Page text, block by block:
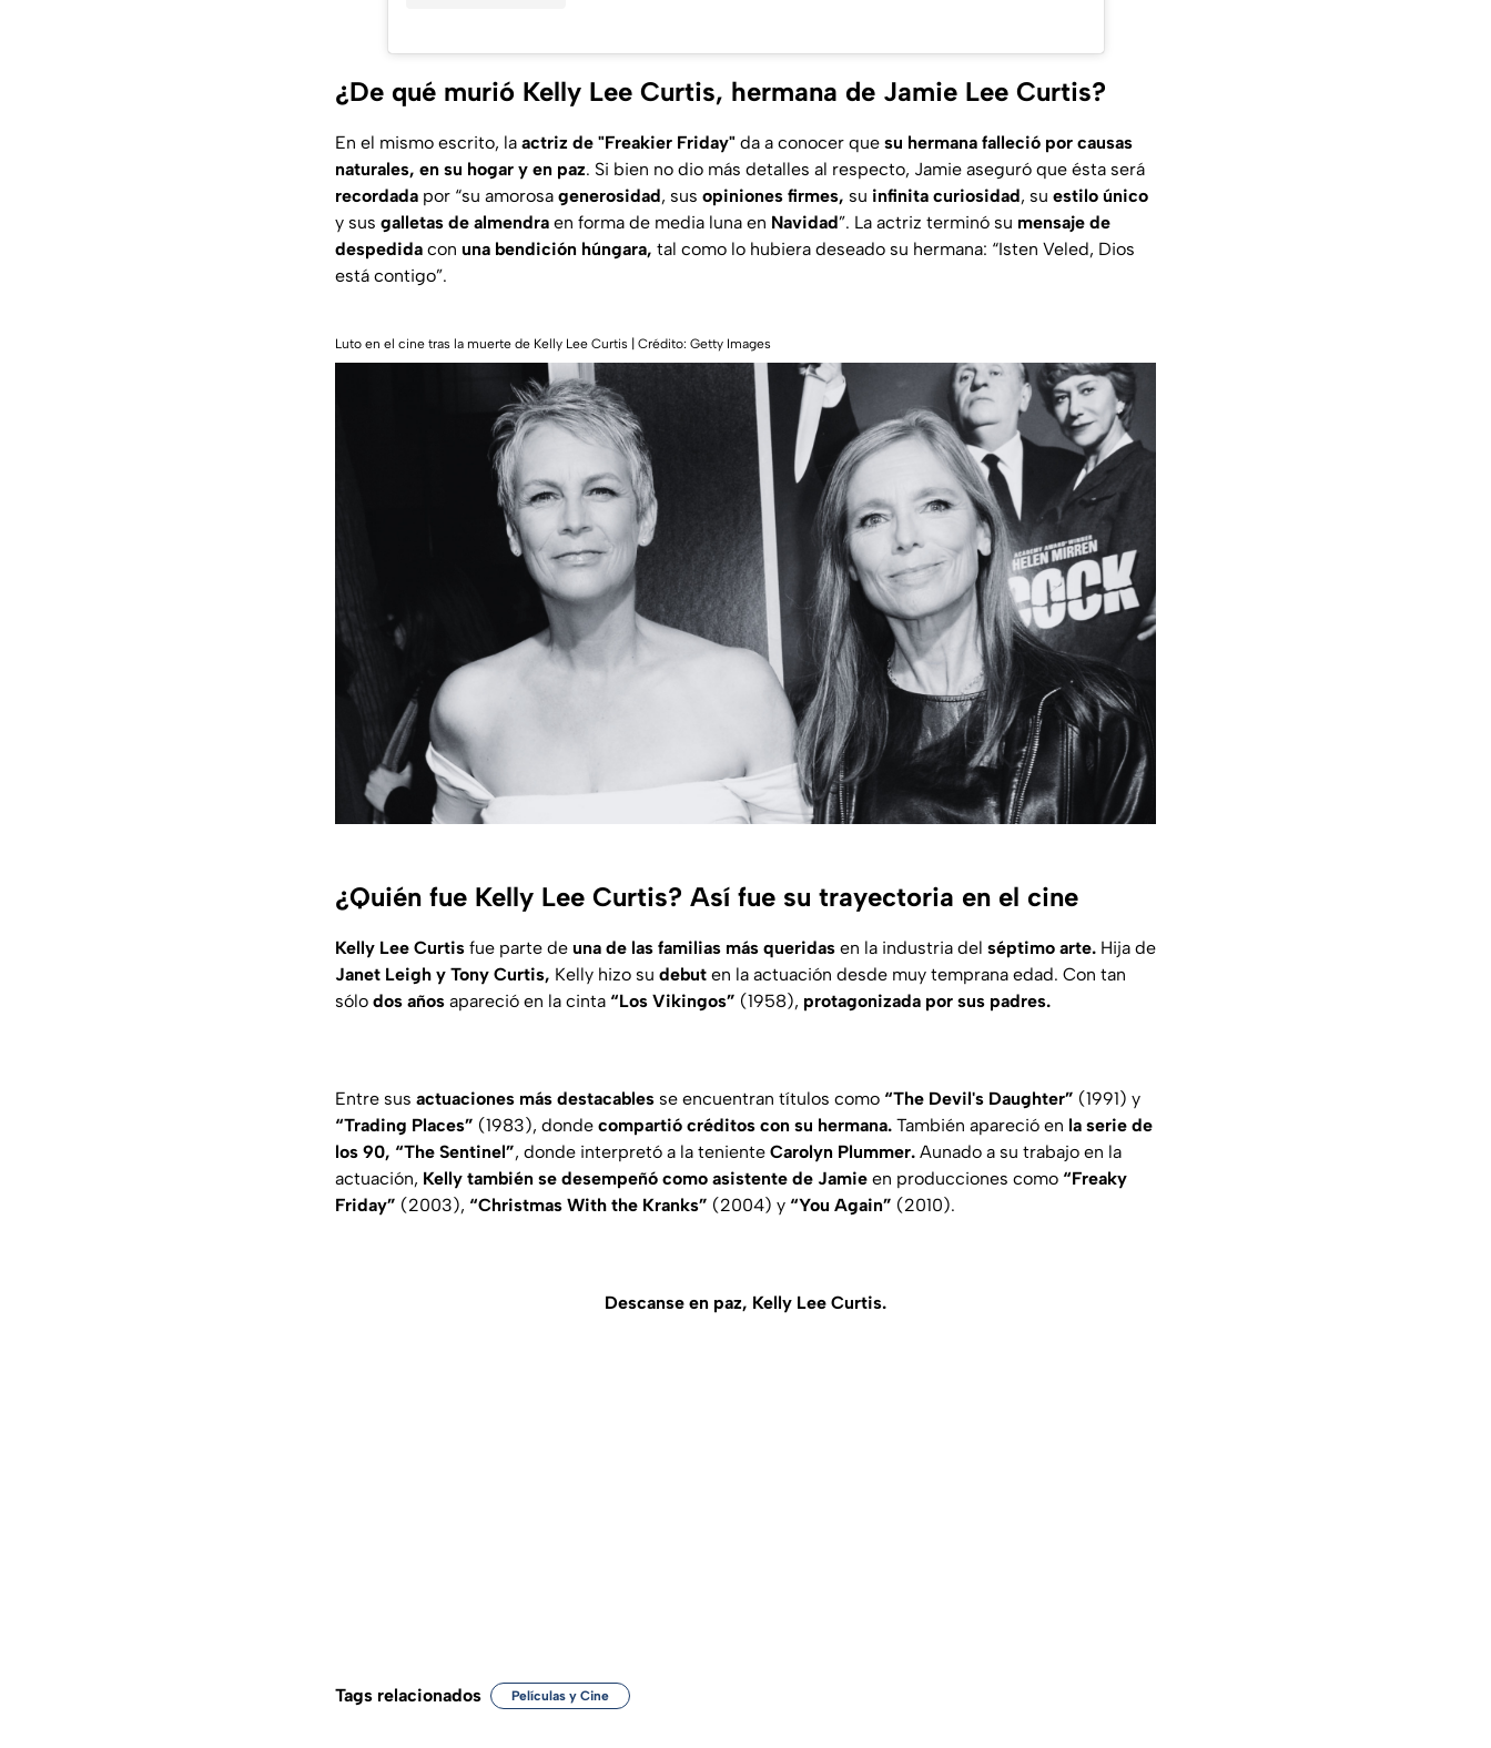
¿De qué murió Kelly Lee Curtis, hermana de Jamie Lee Curtis?
En el mismo escrito, la actriz de "Freakier Friday" da a conocer que su hermana falleció por causas
naturales, en su hogar y en paz. Si bien no dio más detalles al respecto, Jamie aseguró que ésta será
recordada por “su amorosa generosidad, sus opiniones firmes, su infinita curiosidad, su estilo único
y sus galletas de almendra en forma de media luna en Navidad”. La actriz terminó su mensaje de
despedida con una bendición húngara, tal como lo hubiera deseado su hermana: “Isten Veled, Dios
está contigo”.
Luto en el cine tras la muerte de Kelly Lee Curtis | Crédito: Getty Images
¿Quién fue Kelly Lee Curtis? Así fue su trayectoria en el cine
Kelly Lee Curtis fue parte de una de las familias más queridas en la industria del séptimo arte. Hija de
Janet Leigh y Tony Curtis, Kelly hizo su debut en la actuación desde muy temprana edad. Con tan
sólo dos años apareció en la cinta “Los Vikingos” (1958), protagonizada por sus padres.
Entre sus actuaciones más destacables se encuentran títulos como “The Devil's Daughter” (1991) y
“Trading Places” (1983), donde compartió créditos con su hermana. También apareció en la serie de
los 90, “The Sentinel”, donde interpretó a la teniente Carolyn Plummer. Aunado a su trabajo en la
actuación, Kelly también se desempeñó como asistente de Jamie en producciones como “Freaky
Friday” (2003), “Christmas With the Kranks” (2004) y “You Again” (2010).
Descanse en paz, Kelly Lee Curtis.
Tags relacionados Películas y Cine